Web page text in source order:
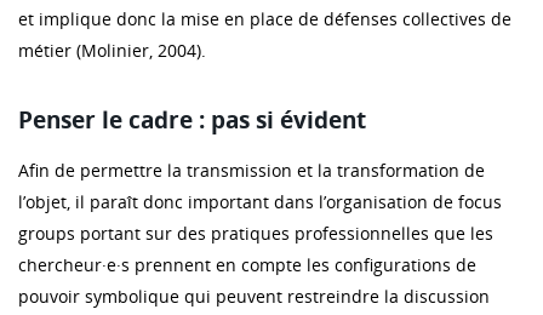
et implique donc la mise en place de défenses collectives de
métier (Molinier, 2004).
Penser le cadre : pas si évident
Afin de permettre la transmission et la transformation de
l’objet, il paraît donc important dans l’organisation de focus
groups portant sur des pratiques professionnelles que les
chercheur·e·s prennent en compte les configurations de
pouvoir symbolique qui peuvent restreindre la discussion